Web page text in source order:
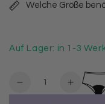
Welche Größe
Auf Lager: in 1-3
Verringere Erhöhe